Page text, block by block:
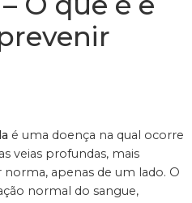
é uma doença na qual ocorre
veias profundas, mais
apenas de um lado. O
normal do sangue,